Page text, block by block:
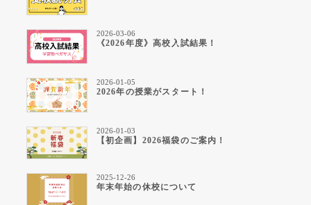
《2026年度》高校入試結果！
2026-03-06
2026年の授業がスタート！
2026-01-05
【初企画】2026福袋のご案内！
2026-01-03
年末年始の休校について
2025-12-26